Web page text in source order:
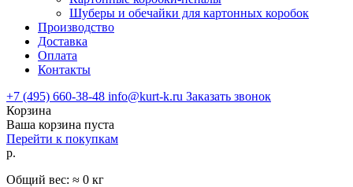
Шуберы и обечайки для картонных коробок
Производство
Доставка
Оплата
Контакты
+7 (495) 660-38-48 info@kurt-k.ru Заказать звонок
Корзина
Ваша корзина пуста
Перейти к покупкам
р.
Общий вес: ≈ 0 кг